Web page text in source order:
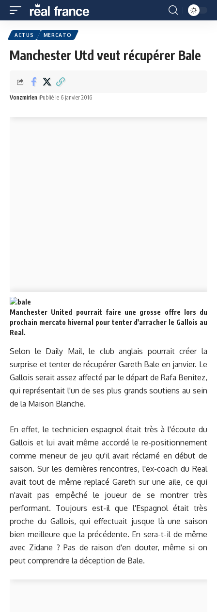
ACTUS MERCATO
Manchester Utd veut récupérer Bale
Vonzmirlen Publié le 6 janvier 2016
Manchester United pourrait faire une grosse offre lors du
prochain mercato hivernal pour tenter d'arracher le Gallois au
Real.
Selon le Daily Mail, le club anglais pourrait créer la
surprise et tenter de récupérer Gareth Bale en janvier. Le
Gallois serait assez affecté par le départ de Rafa Benitez,
qui représentait l'un de ses plus grands soutiens au sein
de la Maison Blanche.
En effet, le technicien espagnol était très à l'écoute du
Gallois et lui avait même accordé le re-positionnement
comme meneur de jeu qu'il avait réclamé en début de
saison. Sur les dernières rencontres, l'ex-coach du Real
avait tout de même replacé Gareth sur une aile, ce qui
n'avait pas empêché le joueur de se montrer très
performant. Toujours est-il que l'Espagnol était très
proche du Gallois, qui effectuait jusque là une saison
bien meilleure que la précédente. En sera-t-il de même
avec Zidane ? Pas de raison d'en douter, même si on
peut comprendre la déception de Bale.